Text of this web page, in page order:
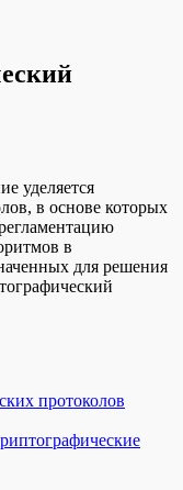
уделяется
в основе которых
в
для решения
протоколов